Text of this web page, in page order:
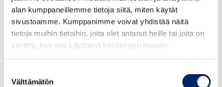
alan kumppaneillemme tietoja siitä, miten käytät
sivustoamme. Kumppanimme voivat yhdistää näitä
tietoja muihin tietoihin, joita olet antanut heille tai joita on
kerätty, kun olet käyttänyt heidän palvelujaan.
valinta
Välttämätön
18.8.2026
UUSI Johdon inhimillisen
johtamisen verkosto